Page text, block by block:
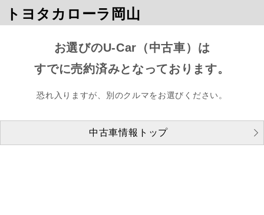
トヨタカローラ岡山
お選びのU-Car（中古車）は
すでに売約済みとなっております。
恐れ入りますが、別のクルマをお選びください。
中古車情報トップ